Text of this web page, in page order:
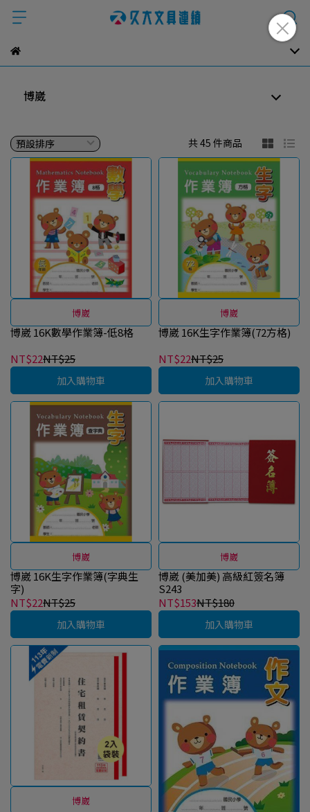
博崴
共 45 件商品
博崴
博崴 16K數學作業簿-低8格
NT$22NT$25
加入購物車
博崴
博崴 16K生字作業簿(72方格)
NT$22NT$25
加入購物車
博崴
博崴 16K生字作業簿(字典生
字)
NT$22NT$25
加入購物車
博崴
博崴 (美加美) 高級紅簽名簿
S243
NT$153NT$180
加入購物車
博崴